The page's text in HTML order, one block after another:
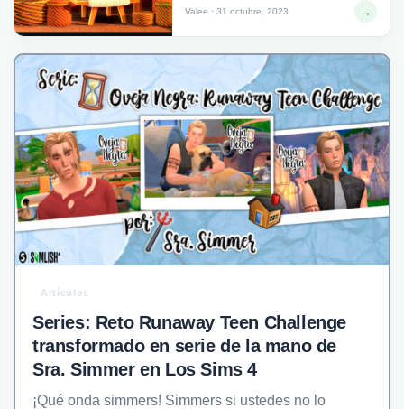
Valee · 31 octubre, 2023 →
Artículos
Series: Reto Runaway Teen Challenge
transformado en serie de la mano de
Sra. Simmer en Los Sims 4
¡Qué onda simmers! Simmers si ustedes no lo